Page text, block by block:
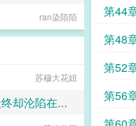
第44
第48
第52
第56
公子缺斤少两
ran染陌陌
苏穆大花妞
让魔徒闻风丧胆的女侠，最终却沦陷在了自己女儿的肉棒之下